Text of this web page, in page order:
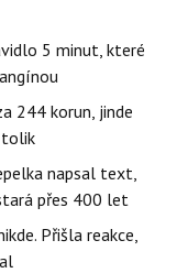
5 minut, které
244 korun, jinde
napsal text,
přes 400 let
Přišla reakce,